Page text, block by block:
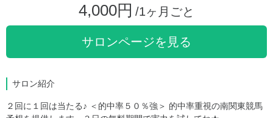
4,000円 /1ヶ月ごと
サロンページを見る
サロン紹介
２回に１回は当たる♪ ＜的中率５０％強＞ 的中率重視の南関東競馬